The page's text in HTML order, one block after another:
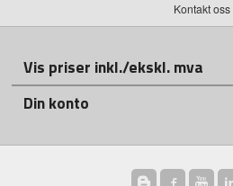
Kontakt oss
Vis priser inkl./ekskl. mva
Din konto